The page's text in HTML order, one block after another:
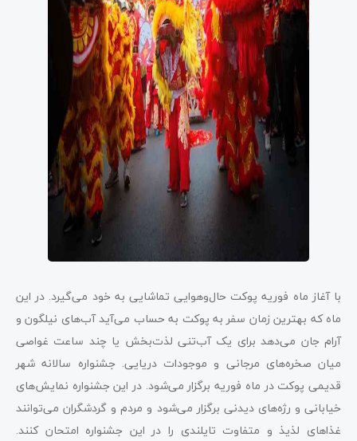
با آغاز ماه فوریه پوکت حال‌وهوایی تماشایی به خود می‌گیرد. در این
ماه که بهترین زمان سفر به پوکت به حساب می‌آید آب‌های نیلگون و
آرام جان می‌دهد برای یک آب‌تنی لذت‌بخش یا چند ساعت غواصی
میان صخره‌های مرجانی و موجودات دریایی. جشنواره سالانه شهر
قدیمی پوکت در ماه فوریه برگزار می‌شود. در این جشنواره نمایش‌های
خیابانی و رژه‌های دیدنی برگزار می‌شود و مردم و گردشگران می‌توانند
غذاهای لذیذ و متفاوت تایلندی را در این جشنواره امتحان کنند.